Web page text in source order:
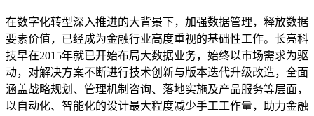
在数字化转型深入推进的大背景下，加强数据管理，释放数据
要素价值，已经成为金融行业高度重视的基础性工作。长亮科
技早在2015年就已开始布局大数据业务，始终以市场需求为驱
动，对解决方案不断进行技术创新与版本迭代升级改造，全面
涵盖战略规划、管理机制咨询、落地实施及产品服务等层面，
以自动化、智能化的设计最大程度减少手工工作量，助力金融